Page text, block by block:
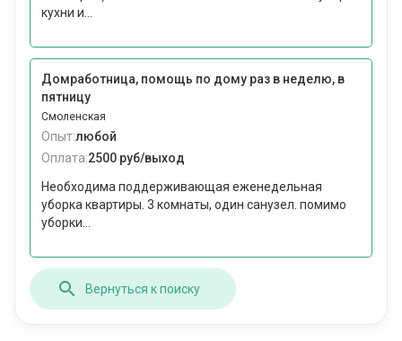
кухни и...
Домработница, помощь по дому раз в неделю, в
пятницу
Смоленская
Опыт:любой
Оплата:2500 руб/выход
Необходима поддерживающая еженедельная
уборка квартиры. 3 комнаты, один санузел. помимо
уборки...
Вернуться к поиску